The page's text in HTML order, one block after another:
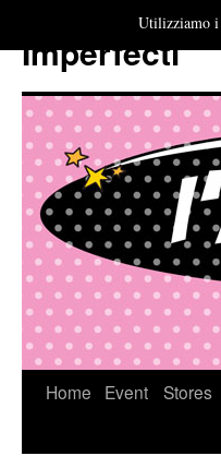
Imperfecti
VaiHome Event Stores
Utilizziamo i